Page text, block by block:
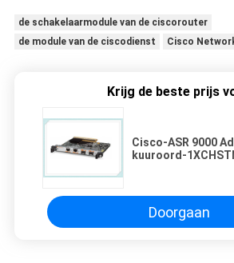
de schakelaarmodule van de ciscorouter
de module van de ciscodienst
Cisco
Krijg de beste prijs
Cisco-ASR 9000
kuuroord-
aan DS0 Gedeelde
Doorgaan